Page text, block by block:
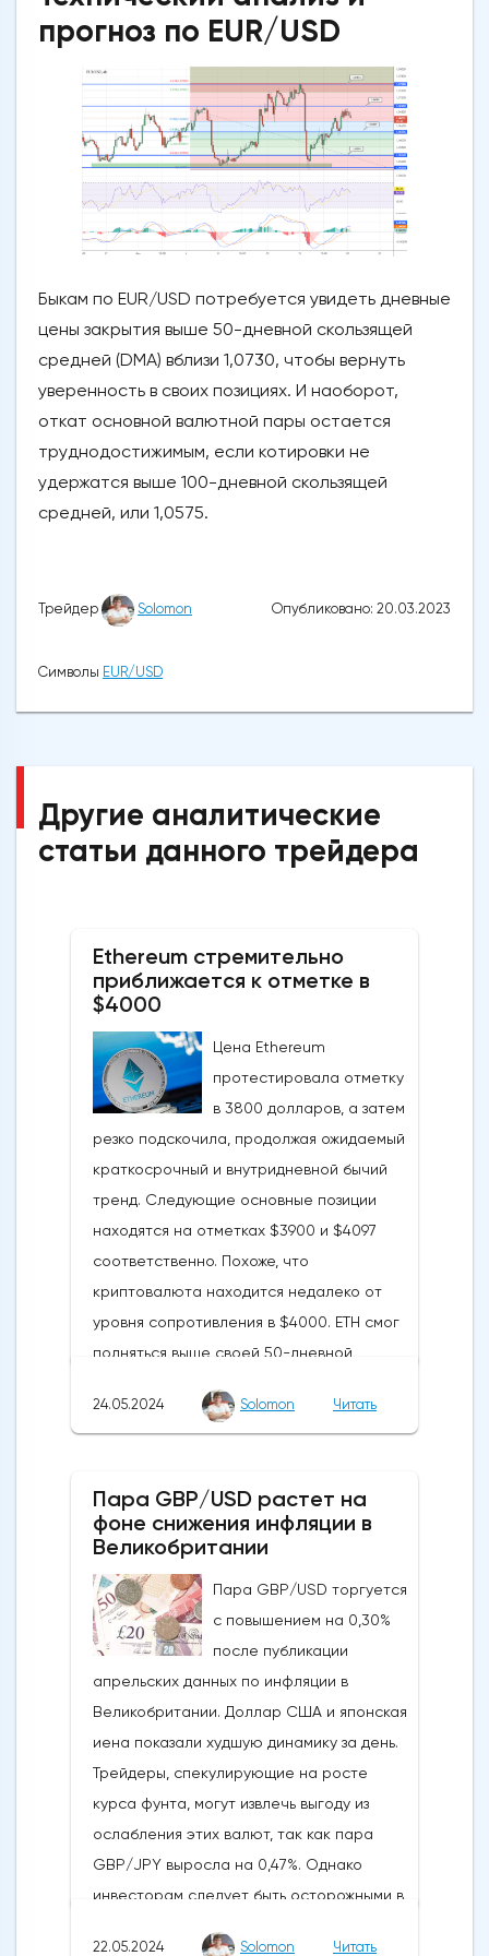
прогноз по EUR/USD
Быкам по EUR/USD потребуется увидеть дневные
цены закрытия выше 50-дневной скользящей
средней (DMA) вблизи 1,0730, чтобы вернуть
уверенность в своих позициях. И наоборот,
откат основной валютной пары остается
труднодостижимым, если котировки не
удержатся выше 100-дневной скользящей
средней, или 1,0575.
Трейдер Solomon Опубликовано: 20.03.2023
Символы EUR/USD
Другие аналитические
статьи данного трейдера
Ethereum стремительно
приближается к отметке в
$4000
Цена Ethereum
протестировала отметку
в 3800 долларов, а затем
резко подскочила, продолжая ожидаемый
краткосрочный и внутридневной бычий
тренд. Следующие основные позиции
находятся на отметках $3900 и $4097
соответственно. Похоже, что
криптовалюта находится недалеко от
уровня сопротивления в $4000. ETH смог
подняться выше своей 50-дневной
бычьих колебаний, которые могут развеять
криптовалюты.Курс супер-альткоина не
рос до тех пор, пока за неделю до
21Shares и ARK не утвердили спотовые ETF
на Ethereum. К счастью для Ethereum, в
понедельник, 20 мая, ожидания стали
более оптимистичными, что помогло
криптовалюте вырасти более чем на 20%.
Таким образом, Ethereum преодолел
отметку сопротивления в 3800
долларов.Осцилляторы и цена самого
Эфириума показывают, что произошло
значительное восстановление
динамической стороны монеты. Таким
образом, все эти факторы будут
24.05.2024 Solomon Читать
Пара GBP/USD растет на
фоне снижения инфляции в
Великобритании
Пара GBP/USD торгуется
с повышением на 0,30%
после публикации
апрельских данных по инфляции в
Великобритании. Доллар США и японская
иена показали худшую динамику за день.
Трейдеры, спекулирующие на росте
курса фунта, могут извлечь выгоду из
ослабления этих валют, так как пара
GBP/JPY выросла на 0,47%. Однако
инвесторам следует быть осторожными в
22.05.2024 Solomon Читать